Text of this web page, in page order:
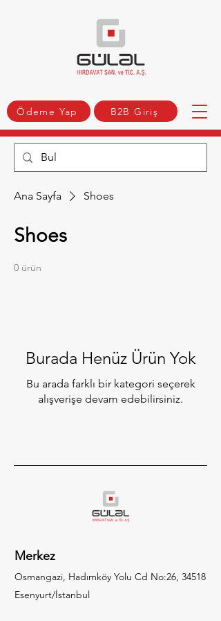
Ödeme Yap B2B Giriş
Ana Sayfa Shoes
Shoes
0 ürün
Burada Henüz Ürün Yok
Bu arada farklı bir kategori seçerek
alışverişe devam edebilirsiniz.
Merkez
Osmangazi, Hadımköy Yolu Cd No:26, 34518
Esenyurt/İstanbul